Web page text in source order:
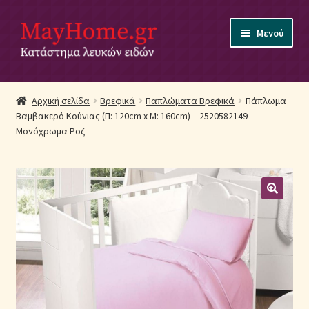
Απευθείας
μετάβαση
στην
Μετάβαση
σε
περιεχόμενο
Μενού
Αρχική
Ακύρωση Παραγγελίας
Βρεφικά Λευκά Είδη
Επικοινωνία
Επιστροφές Προϊόντων
Η εταιρία μας
Αρχική σελίδα Βρεφικά Παπλώματα Βρεφικά
Πάπλωμα
Βαμβακερό Κούνιας (Π: 120cm x Μ: 160cm) – 2520582149
Μονόχρωμα Ροζ